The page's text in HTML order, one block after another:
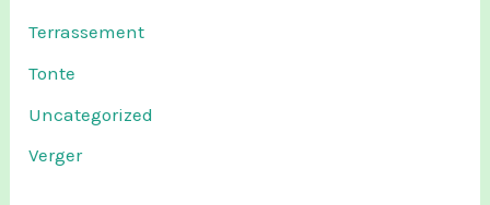
Terrassement
Tonte
Uncategorized
Verger